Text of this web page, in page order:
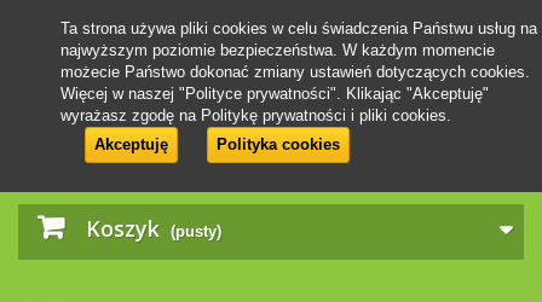
Koszyk (pusty)
Ta strona używa pliki cookies w celu świadczenia Państwu usług na
najwyższym poziomie bezpieczeństwa. W każdym momencie
możecie Państwo dokonać zmiany ustawień dotyczących cookies.
Więcej w naszej "Polityce prywatności". Klikając "Akceptuję"
wyrażasz zgodę na Politykę prywatności i pliki cookies.
Akceptuję
Polityka cookies